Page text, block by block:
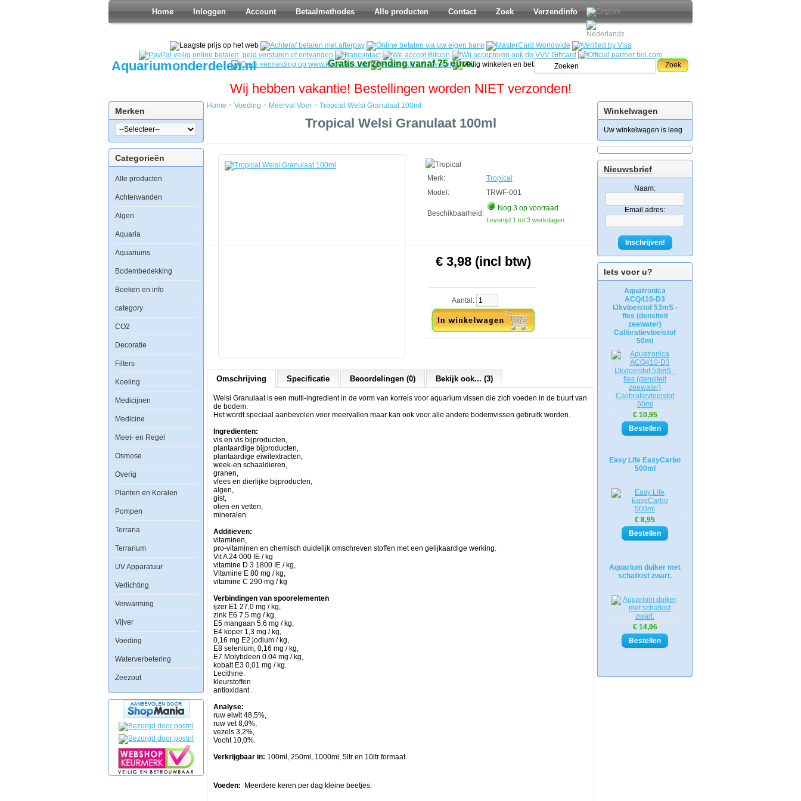
Home Inloggen Account Betaalmethodes Alle producten Contact Zoek Verzendinfo
Aquariumonderdelen.nl Gratis verzending vanaf 75 euro. Zoek
Wij hebben vakantie! Bestellingen worden NIET verzonden!
Merken
Categorieën
Alle producten
Achterwanden
Algen
Aquaria
Aquariums
Bodembedekking
Boeken en info
category
CO2
Decoratie
Filters
Koeling
Medicijnen
Medicine
Meet- en Regel
Osmose
Overig
Planten en Koralen
Pompen
Terraria
Terrarium
UV Apparatuur
Verlichting
Verwarming
Vijver
Voeding
Waterverbetering
Zeezout
Winkelwagen
Uw winkelwagen is leeg
Nieuwsbrief
Naam:
Email adres:
Inschrijven!
Iets voor u?
Aquatronica
ACQ410-D3
IJkvloeistof 53mS -
fles (densiteit
zeewater)
Calibratievloeistof
50ml
€ 10,95
Easy Life EasyCarbo
500ml
€ 8,95
Aquarium duiker met
schatkist zwart.
€ 14,96
Voer
Tropical
Welsi
Tropical
multi-
van
korrels
voor
vissen
die
zich
voeden
de
buurt
van
de
bodem.
Het
speciaal
aanbevolen
voor
meervallen
maar
kan
ook
alle
andere
bodemvissen
gebruitk
worden.
Ingredienten:
vis
en
vis
bijproducten,
plantaardige
plantaardige
eiwitextracten,
week-
en
schaaldieren,
vlees
bijproducten,
algen,
Home > Voeding > Meerval Voer > Tropical Welsi Granulaat 100ml
Tropical Welsi Granulaat 100ml
Merk:
Tropical
Model:
TRWF-001
Beschikbaarheid:
Nog 3 op voorraad
Levertijd 1 tot 3 werkdagen
€ 3,98 (incl btw)
Aantal:
Omschrijving Specificatie Beoordelingen (0) Bekijk ook... (3)
Welsi Granulaat is een multi-ingredient in de vorm van korrels voor aquarium vissen die zich voeden in de buurt van
de bodem.
Het wordt speciaal aanbevolen voor meervallen maar kan ook voor alle andere bodemvissen gebruitk worden.
Ingredienten:
vis en vis bijproducten,
plantaardige bijproducten,
plantaardige eiwitextracten,
week-en schaaldieren,
granen,
vlees en dierlijke bijproducten,
algen,
gist,
olien en vetten,
mineralen.
Additieven:
vitaminen,
pro-vitaminen en chemisch duidelijk omschreven stoffen met een gelijkaardige werking.
Vit A 24 000 IE / kg
vitamine D 3 1800 IE / kg,
Vitamine E 80 mg / kg,
vitamine C 290 mg / kg
Verbindingen van spoorelementen
ijzer E1 27,0 mg / kg,
zink E6 7,5 mg / kg,
E5 mangaan 5,6 mg / kg,
E4 koper 1,3 mg / kg,
0,16 mg E2 jodium / kg,
E8 selenium, 0,16 mg / kg,
E7 Molybdeen 0.04 mg / kg,
kobalt E3 0,01 mg / kg.
Lecithine.
kleurstoffen
antioxidant .
Analyse:
ruw eiwit 48,5%,
ruw vet 8,0%,
vezels 3,2%,
Vocht 10,0%.
Verkrijgbaar in: 100ml, 250ml, 1000ml, 5ltr en 10ltr formaat.
Voeden: Meerdere keren per dag kleine beetjes.